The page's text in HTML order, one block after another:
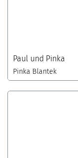
Paul und Pinka
Pinka Blantek